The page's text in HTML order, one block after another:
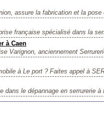
assure la fabrication et la pose
française spécialisé dans la
à Caen
Varignon, anciennement
à Le port ? Faites appel à
dans le dépannage en serrurerie